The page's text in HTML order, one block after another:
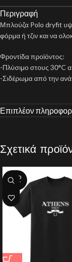
Περιγραφή
Μπλούζα Polo dryfit
φόρμα ή τζιν και να
Φροντίδα προϊόντος:
-Πλύσιμο στους 30°C
-Σιδέρωμα από την
Επιπλέον
Σχετικά
SOLD
OUT